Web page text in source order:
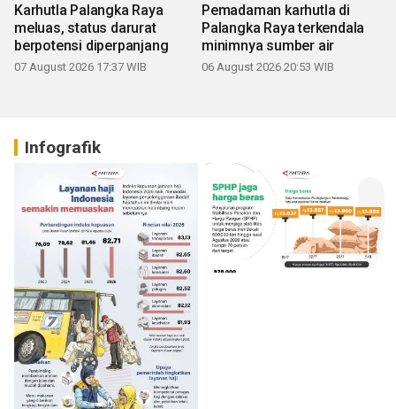
Karhutla Palangka Raya
meluas, status darurat
berpotensi diperpanjang
07 August 2026 17:37 WIB
Pemadaman karhutla di
Palangka Raya terkendala
minimnya sumber air
06 August 2026 20:53 WIB
Infografik